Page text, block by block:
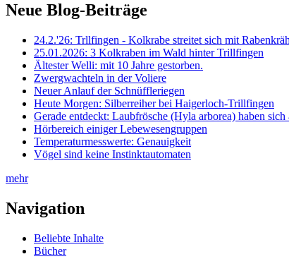
Neue Blog-Beiträge
24.2.'26: Trllfingen - Kolkrabe streitet sich mit
25.01.2026: 3 Kolkraben im Wald hinter Trillfingen
Ältester Welli: mit 10 Jahre gestorben.
Zwergwachteln in der Voliere
Neuer Anlauf der Schnüffleriegen
Heute Morgen: Silberreiher bei Haigerloch-Trillfingen
Gerade entdeckt: Laubfrösche (Hyla arborea) haben sich
Hörbereich einiger Lebewesengruppen
Temperaturmesswerte: Genauigkeit
Vögel sind keine Instinktautomaten
mehr
Navigation
Beliebte Inhalte
Bücher